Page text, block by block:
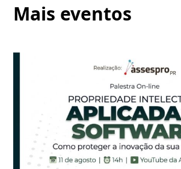
Mais eventos